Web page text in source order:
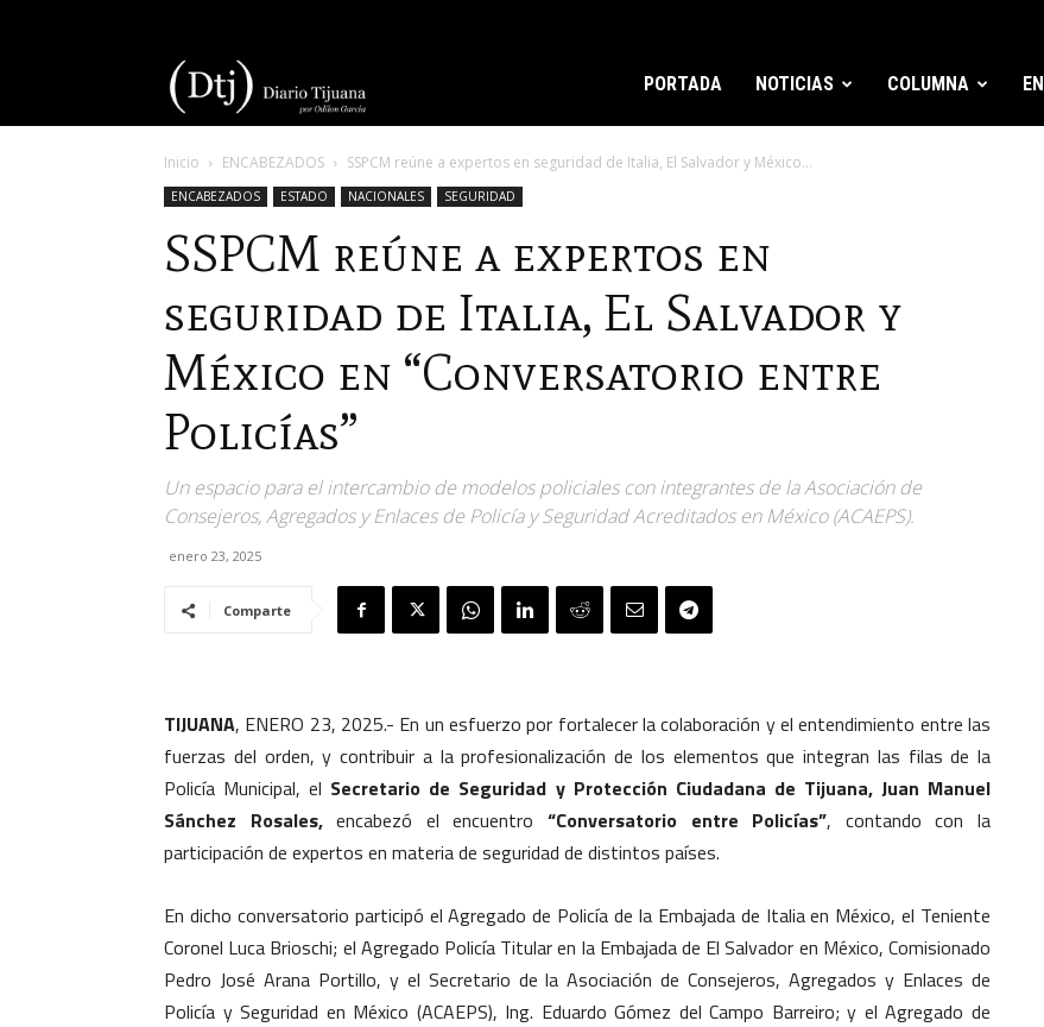
Tijuana
PORTADA NOTICIAS COLUMNA
Inicio ENCABEZADOS SSPCM reúne a expertos en seguridad de Italia, El Salvador y México...
ENCABEZADOS ESTADO NACIONALES SEGURIDAD
SSPCM reúne a expertos en
seguridad de Italia, El Salvador y
México en “Conversatorio entre
Policías”
Un espacio para el intercambio de modelos policiales con integrantes de la Asociación de
Consejeros, Agregados y Enlaces de Policía y Seguridad Acreditados en México (ACAEPS).
enero 23, 2025
Comparte
TIJUANA, ENERO 23, 2025.- En un esfuerzo por fortalecer la colaboración y el entendimiento entre las
fuerzas del orden, y contribuir a la profesionalización de los elementos que integran las filas de la
Policía Municipal, el Secretario de Seguridad y Protección Ciudadana de Tijuana, Juan Manuel
Sánchez Rosales,encabezó el encuentro“Conversatorio entre Policías”, contando con la
participación de expertos en materia de seguridad de distintos países.
En dicho conversatorio participó el Agregado de Policía de la Embajada de Italia en México, el Teniente
Coronel Luca Brioschi; el Agregado Policía Titular en la Embajada de El Salvador en México, Comisionado
Pedro José Arana Portillo, y el Secretario de la Asociación de Consejeros, Agregados y Enlaces de
Policía y Seguridad en México (ACAEPS), Ing. Eduardo Gómez del Campo Barreiro; y el Agregado de